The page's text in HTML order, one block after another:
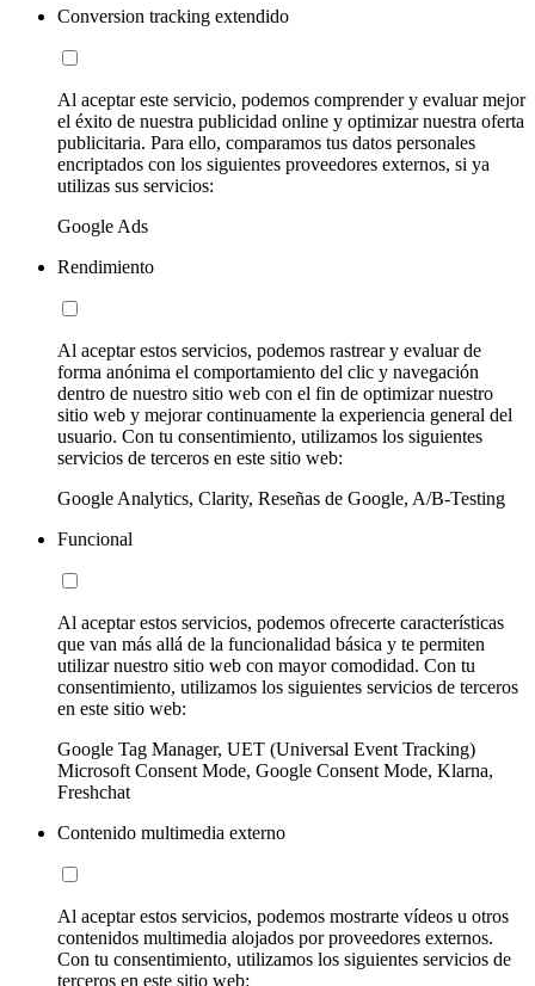
Conversion tracking extendido
Al aceptar este servicio, podemos comprender y evaluar mejor
el éxito de nuestra publicidad online y optimizar nuestra oferta
publicitaria. Para ello, comparamos tus datos personales
encriptados con los siguientes proveedores externos, si ya
utilizas sus servicios:
Google Ads
Rendimiento
Al aceptar estos servicios, podemos rastrear y evaluar de
forma anónima el comportamiento del clic y navegación
dentro de nuestro sitio web con el fin de optimizar nuestro
sitio web y mejorar continuamente la experiencia general del
usuario. Con tu consentimiento, utilizamos los siguientes
servicios de terceros en este sitio web:
Google Analytics, Clarity, Reseñas de Google, A/B-Testing
Funcional
Al aceptar estos servicios, podemos ofrecerte características
que van más allá de la funcionalidad básica y te permiten
utilizar nuestro sitio web con mayor comodidad. Con tu
consentimiento, utilizamos los siguientes servicios de terceros
en este sitio web:
Google Tag Manager, UET (Universal Event Tracking)
Microsoft Consent Mode, Google Consent Mode, Klarna,
Freshchat
Contenido multimedia externo
Al aceptar estos servicios, podemos mostrarte vídeos u otros
contenidos multimedia alojados por proveedores externos.
Con tu consentimiento, utilizamos los siguientes servicios de
terceros en este sitio web: